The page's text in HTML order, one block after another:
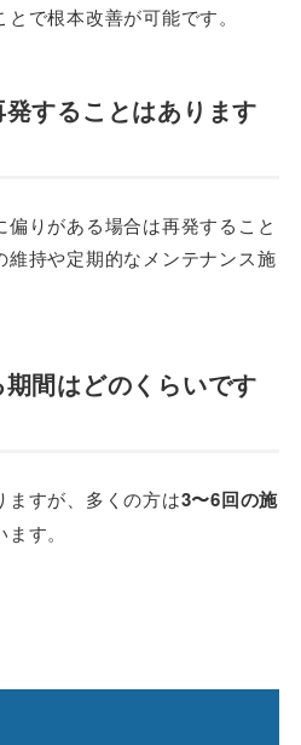
とで根本改善が可能です。
することはあります
りがある場合は再発すること
維持や定期的なメンテナンス施
間はどのくらいです
ますが、多くの方は3〜6回の施
ます。